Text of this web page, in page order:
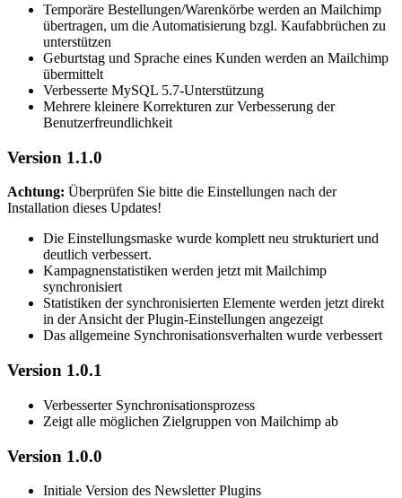
Temporäre Bestellungen/Warenkörbe werden an Mailchimp
übertragen, um die Automatisierung bzgl. Kaufabbrüchen zu
unterstützen
Geburtstag und Sprache eines Kunden werden an Mailchimp
übermittelt
Verbesserte MySQL 5.7-Unterstützung
Mehrere kleinere Korrekturen zur Verbesserung der
Benutzerfreundlichkeit
Version 1.1.0
Achtung: Überprüfen Sie bitte die Einstellungen nach der
Installation dieses Updates!
Die Einstellungsmaske wurde komplett neu strukturiert und
deutlich verbessert.
Kampagnenstatistiken werden jetzt mit Mailchimp
synchronisiert
Statistiken der synchronisierten Elemente werden jetzt direkt
in der Ansicht der Plugin-Einstellungen angezeigt
Das allgemeine Synchronisationsverhalten wurde verbessert
Version 1.0.1
Verbesserter Synchronisationsprozess
Zeigt alle möglichen Zielgruppen von Mailchimp ab
Version 1.0.0
Initiale Version des Newsletter Plugins